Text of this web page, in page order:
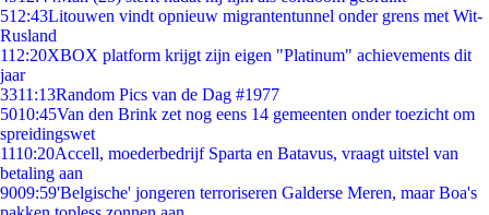
512:43Litouwen vindt opnieuw migrantentunnel onder grens met Wit-
Rusland
112:20XBOX platform krijgt zijn eigen "Platinum" achievements dit
jaar
3311:13Random Pics van de Dag #1977
5010:45Van den Brink zet nog eens 14 gemeenten onder toezicht om
spreidingswet
1110:20Accell, moederbedrijf Sparta en Batavus, vraagt uitstel van
betaling aan
9009:59'Belgische' jongeren terroriseren Galderse Meren, maar Boa's